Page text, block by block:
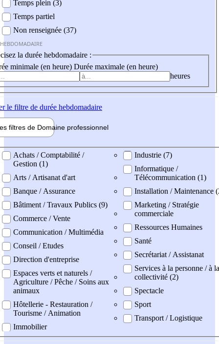
Temps plein (3)
Temps partiel
Non renseignée (37)
la durée hebdomadaire :
minimale (en heure) Durée maximale (en heure)
heures
le filtre de durée hebdomadaire
filtres de Domaine professionnel
professionel
Achats / Comptabilité /
Gestion (1)
Arts / Artisanat d'art
Banque / Assurance
Bâtiment / Travaux Publics (9)
Commerce / Vente
Communication / Multimédia
Conseil / Etudes
Direction d'entreprise
Espaces verts et naturels /
Agriculture / Pêche / Soins aux
animaux
Hôtellerie - Restauration /
Tourisme / Animation
Immobilier
Industrie (7)
Informatique /
Télécommunication (1)
Installation / Maintenance
Marketing / Stratégie
commerciale
Ressources Humaines
Santé
Secrétariat / Assistanat
Services à la personne / à la
collectivité (2)
Spectacle
Sport
Transport / Logistique